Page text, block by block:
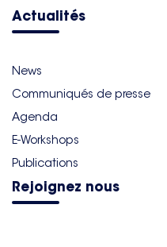
Actualités
News
Communiqués de presse
Agenda
E-Workshops
Publications
Rejoignez nous